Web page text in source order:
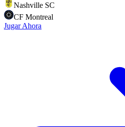
Nashville SC
CF Montreal
Jugar Ahora